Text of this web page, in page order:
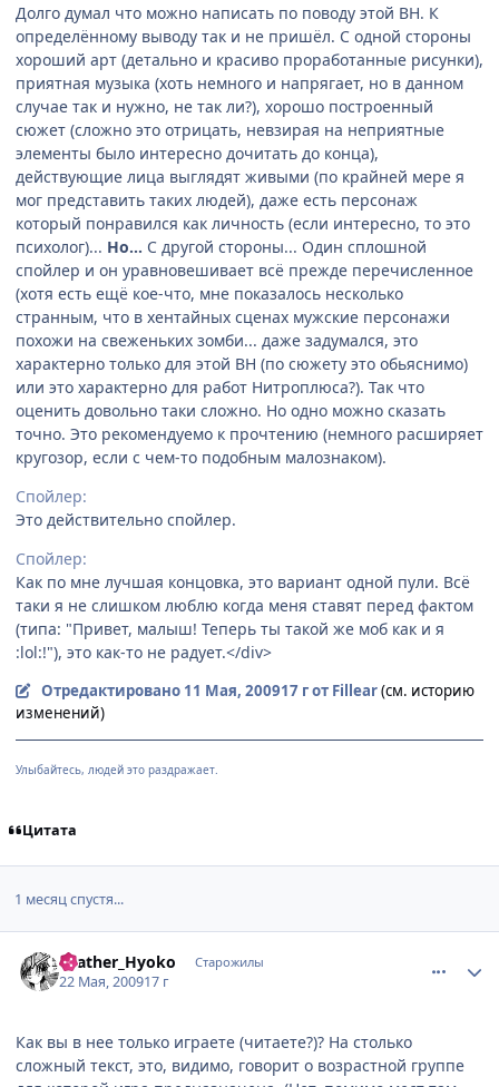
Долго думал что можно написать по поводу этой ВН. К
определённому выводу так и не пришёл. С одной стороны
хороший арт (детально и красиво проработанные рисунки),
приятная музыка (хоть немного и напрягает, но в данном
случае так и нужно, не так ли?), хорошо построенный
сюжет (сложно это отрицать, невзирая на неприятные
элементы было интересно дочитать до конца),
действующие лица выглядят живыми (по крайней мере я
мог представить таких людей), даже есть персонаж
который понравился как личность (если интересно, то это
психолог)... Но... С другой стороны... Один сплошной
спойлер и он уравновешивает всё прежде перечисленное
(хотя есть ещё кое-что, мне показалось несколько
странным, что в хентайных сценах мужские персонажи
похожи на свеженьких зомби... даже задумался, это
характерно только для этой ВН (по сюжету это обьяснимо)
или это характерно для работ Нитроплюса?). Так что
оценить довольно таки сложно. Но одно можнo сказать
точно. Это рекомендуемо к прочтению (немного расширяет
кругозор, если с чем-то подобным малознаком).
Спойлер:
Это действительно спойлер.
Спойлер:
Как по мне лучшая концовка, это вариант одной пули. Всё
таки я не слишком люблю когда меня ставят перед фактом
(типа: "Привет, малыш! Теперь ты такой же моб как и я
:lol:!"), это как-то не радует.</div>
Отредактировано 11 Мая, 200917 гот Fillear(см. историю
изменений)
Улыбайтесь, людей это раздражает.
Цитата
1 месяц спустя...
Feather_Hyoko Старожилы
22 Мая, 200917 г
Как вы в нее только играете (читаете?)? На столько
сложный текст, это, видимо, говорит о возрастной группе